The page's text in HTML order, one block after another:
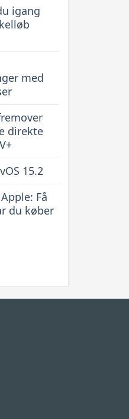
igang
med
direkte
15.2
Få
du køber